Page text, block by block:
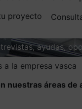
proyecto
ayudas,
la empresa vasca
nuestras áreas de